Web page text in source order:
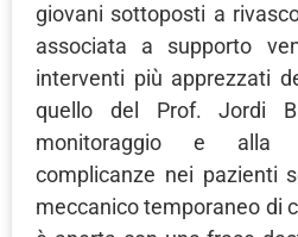
giovani sottoposti a
associata a supporto
interventi più apprezzati
quello del Prof. Jordi
monitoraggio e alla
complicanze nei pazienti
meccanico temporaneo di